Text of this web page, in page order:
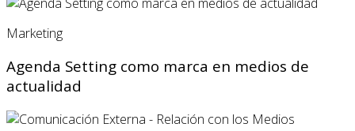
Marketing
Agenda Setting como marca en medios de
actualidad